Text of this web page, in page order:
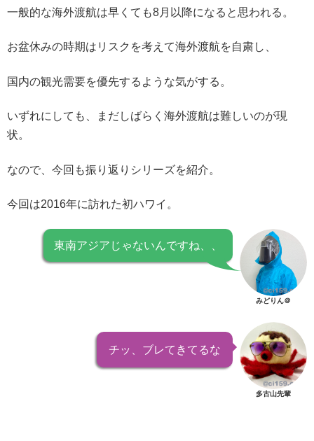
一般的な海外渡航は早くても8月以降になると思われる。
お盆休みの時期はリスクを考えて海外渡航を自粛し、
国内の観光需要を優先するような気がする。
いずれにしても、まだしばらく海外渡航は難しいのが現
状。
なので、今回も振り返りシリーズを紹介。
今回は2016年に訪れた初ハワイ。
東南アジアじゃないんですね、、
みどりん＠
チッ、ブレてきてるな
多古山先輩